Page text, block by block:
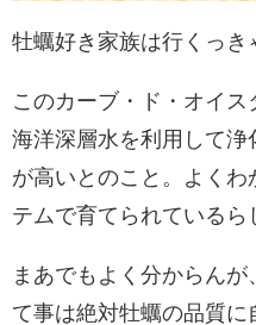
牡蠣好き家族は行くっき
このカーブ・ド・オイ
海洋深層水を利用して
が高いとのこと。よくわ
テムで育てられているら
まあでもよく分からん
て事は絶対牡蠣の品質